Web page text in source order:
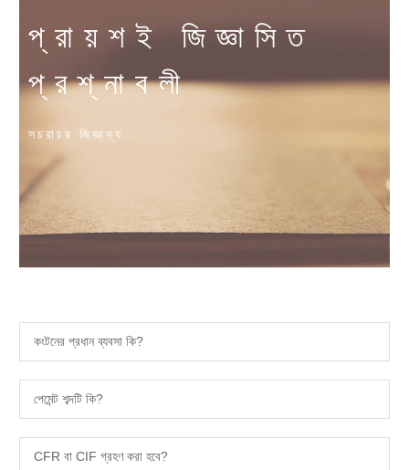
প্রায়শই জিজ্ঞাসিত
প্রশ্নাবলী
সচরাচর জিজ্ঞাস্য
কংটনের প্রধান ব্যবসা কি?
পেমেন্ট শব্দটি কি?
CFR বা CIF গ্রহণ করা হবে?